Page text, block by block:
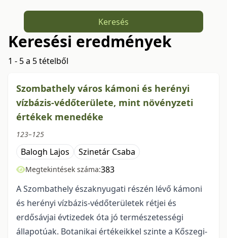
Keresés
Keresési eredmények
1 - 5 a 5 tételből
Szombathely város kámoni és herényi
vízbázis-védőterülete, mint növényzeti
értékek menedéke
123–125
Balogh Lajos Szinetár Csaba
Megtekintések száma:383
A Szombathely északnyugati részén lévő kámoni
és herényi vízbázis-védőterületek rétjei és
erdősávjai évtizedek óta jó természetességi
állapotúak. Botanikai értékeikkel szinte a Kőszegi-